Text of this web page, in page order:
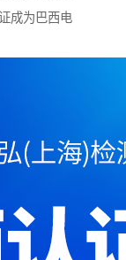
成为巴西电